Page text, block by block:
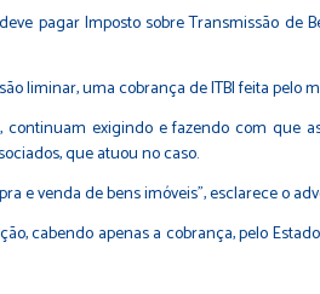
pagar Imposto sobre Transmissão de
liminar, uma cobrança de ITBI feita pelo
exigindo e fazendo com que
que atuou no caso.
e venda de bens imóveis", esclarece o
cabendo apenas a cobrança, pelo